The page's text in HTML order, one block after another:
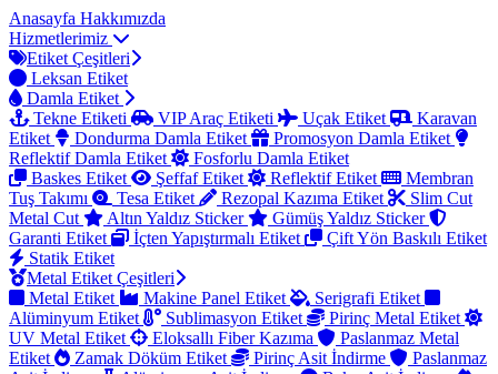
Anasayfa Hakkımızda
Hizmetlerimiz
Etiket Çeşitleri
Leksan Etiket
Damla Etiket
Tekne Etiketi
VIP Araç Etiketi Uçak Etiket
Karavan
Etiket
Dondurma Damla Etiket
Promosyon Damla Etiket
Reflektif Damla Etiket
Fosforlu Damla Etiket
Baskes Etiket
Şeffaf Etiket Reflektif Etiket
Membran
Tuş Takımı
Tesa Etiket Rezopal Kazıma Etiket
Slim Cut
Metal Cut
Altın Yaldız Sticker
Gümüş Yaldız Sticker
Garanti Etiket
İçten Yapıştırmalı Etiket
Çift Yön Baskılı Etiket
Statik Etiket
Metal Etiket Çeşitleri
Metal Etiket
Makine Panel Etiket
Serigrafi Etiket
Alüminyum Etiket
Sublimasyon Etiket
Pirinç Metal Etiket
UV Metal Etiket
Eloksallı Fiber Kazıma
Paslanmaz Metal
Etiket
Zamak Döküm Etiket Pirinç Asit İndirme
Paslanmaz